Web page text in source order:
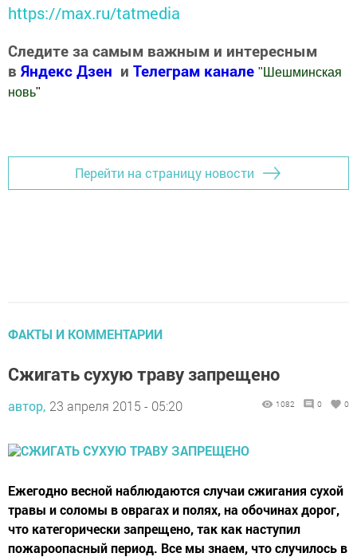
https://max.ru/tatmedia
Следите за самым важным и интересным
в Яндекс Дзен и Телеграм канале " Шешминская
новь"
Перейти на страницу новости
ФАКТЫ И КОММЕНТАРИИ
Сжигать сухую траву запрещено
автор, 23 апреля 2015 - 05:20 1082 0 0
Ежегодно весной наблюдаются случаи сжигания сухой
травы и соломы в оврагах и полях, на обочинах дорог,
что категорически запрещено, так как наступил
пожароопасный период. Все мы знаем, что случилось в